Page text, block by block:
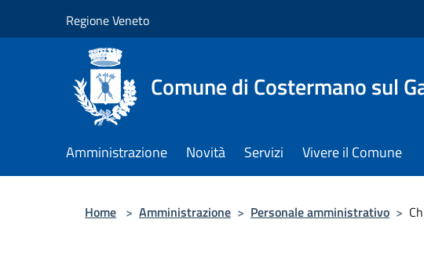
Regione Veneto
Comune di Costermano sul
Amministrazione Novità Servizi Vivere il Comune
Home > Amministrazione > Personale amministrativo >